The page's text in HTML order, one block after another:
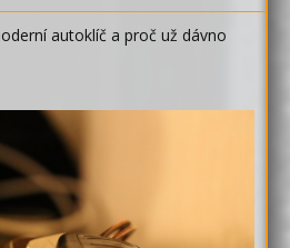
autoklíč a proč už dávno